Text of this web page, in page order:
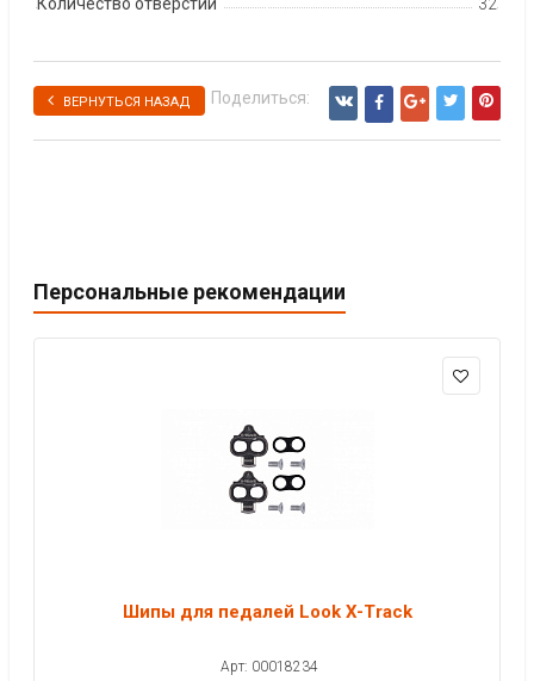
ВЕРНУТЬСЯ НАЗАД Поделиться:
Персональные рекомендации
Шипы для педалей Look X-Track
Арт: 00018234